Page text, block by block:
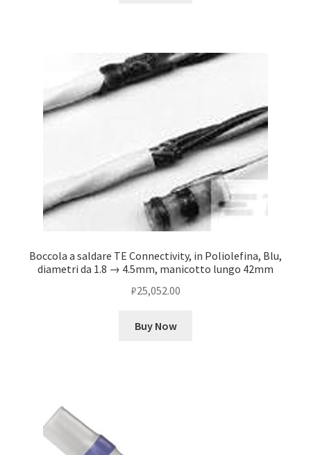
Boccola a saldare TE Connectivity, in Poliolefina, Blu,
diametri da 1.8 → 4.5mm, manicotto lungo 42mm
₽25,052.00
Buy Now